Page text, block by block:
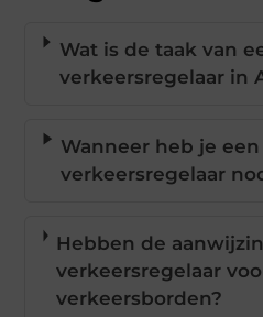
Wat is de taak van
verkeersregelaar in
Wanneer heb je een
verkeersregelaar
Hebben de
verkeersregelaar
verkeersborden?